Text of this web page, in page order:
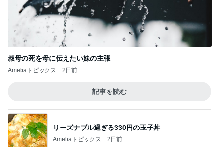
叔母の死を母に伝えたい妹の主張
Amebaトピックス 2日前
記事を読む
リーズナブル過ぎる330円の玉子丼
Amebaトピックス 2日前